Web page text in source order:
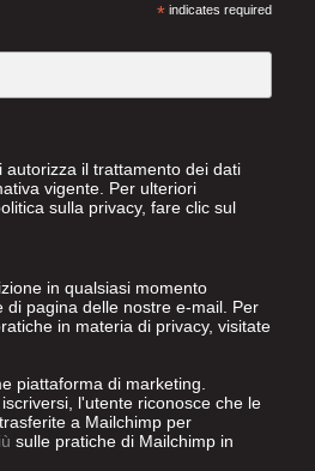
*indicates required
autorizza il trattamento dei dati
vigente. Per ulteriori
sulla privacy, fare clic sul
in qualsiasi momento
di pagina delle nostre e-mail. Per
in materia di privacy, visitate
piattaforma di marketing.
l'utente riconosce che le
a Mailchimp per
sulle pratiche di Mailchimp in